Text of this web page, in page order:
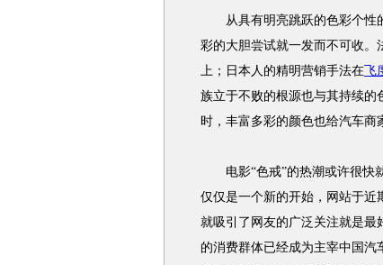
从具有明亮跳跃的色彩个性
彩的大胆尝试就一发而不可收。
上；日本人的精明营销手法在 飞
族立于不败的根源也与其持续的
时，丰富多彩的颜色也给汽车商
电影“色戒”的热潮或许很快就
仅仅是一个新的开始，网站于近
就吸引了网友的广泛关注就是最
的消费群体已经成为主宰中国汽